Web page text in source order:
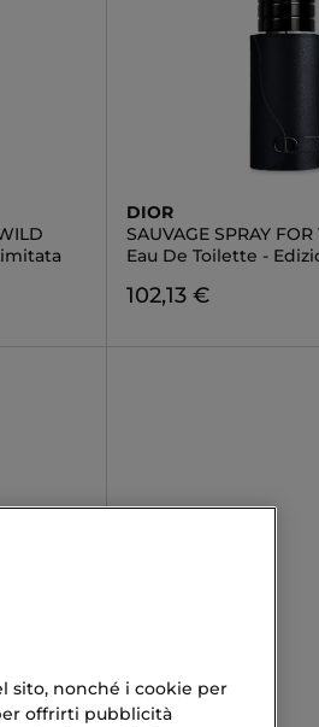
DIOR
SAUVAGE SPRAY
Eau De Toilette -
102,13 €
sito, nonché i cookie per
offrirti pubblicità